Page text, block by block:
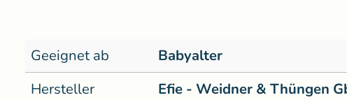
Geeignet ab
Babyalter
Hersteller
Efie - Weidner & Thüngen